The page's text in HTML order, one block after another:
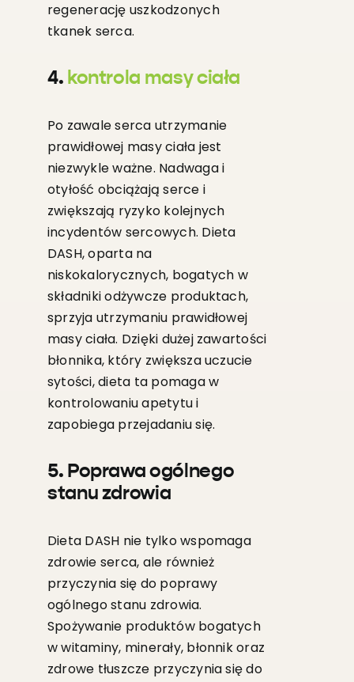
regenerację uszkodzonych
tkanek serca.
4. kontrola masy ciała
Po zawale serca utrzymanie
prawidłowej masy ciała jest
niezwykle ważne. Nadwaga i
otyłość obciążają serce i
zwiększają ryzyko kolejnych
incydentów sercowych. Dieta
DASH, oparta na
niskokalorycznych, bogatych w
składniki odżywcze produktach,
sprzyja utrzymaniu prawidłowej
masy ciała. Dzięki dużej zawartości
błonnika, który zwiększa uczucie
sytości, dieta ta pomaga w
kontrolowaniu apetytu i
zapobiega przejadaniu się.
5. Poprawa ogólnego
stanu zdrowia
Dieta DASH nie tylko wspomaga
zdrowie serca, ale również
przyczynia się do poprawy
ogólnego stanu zdrowia.
Spożywanie produktów bogatych
w witaminy, minerały, błonnik oraz
zdrowe tłuszcze przyczynia się do